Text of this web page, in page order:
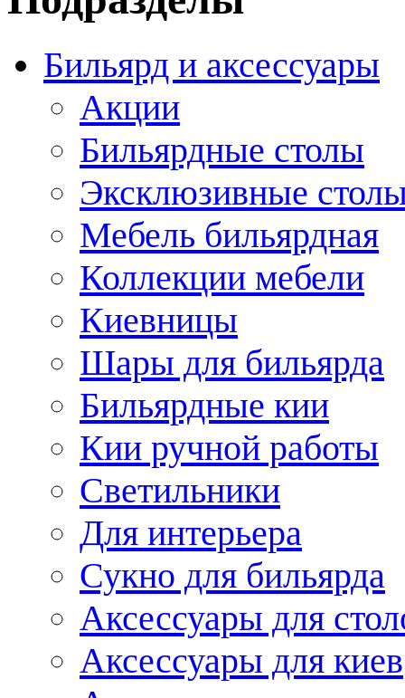
Бильярд и аксессуары
Акции
Бильярдные столы
Эксклюзивные
Мебель бильярдная
Коллекции мебели
Киевницы
Шары для бильярда
Бильярдные кии
Кии ручной работы
Светильники
Для интерьера
Сукно для бильярда
Аксессуары для
Аксессуары для киев